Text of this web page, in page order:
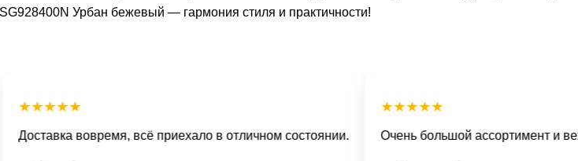
Урбан бежевый — гармония стиля и практичности!
вовремя, всё приехало в отличном состоянии.
★★★★★
Очень большой ассортимент и